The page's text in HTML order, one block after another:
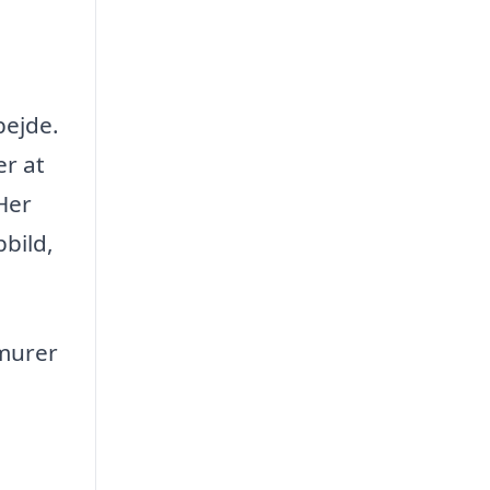
at